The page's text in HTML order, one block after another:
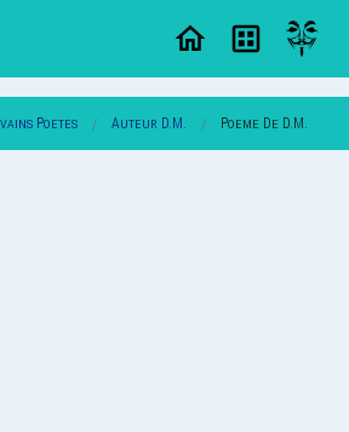
Poetes Auteur D.m. Poeme De D.m.